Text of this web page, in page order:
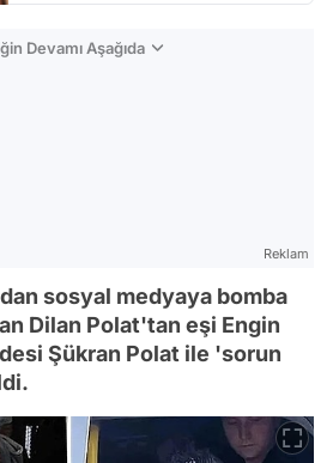
Devamı Aşağıda
Reklam
sosyal medyaya bomba
Dilan Polat'tan eşi Engin
Şükran Polat ile 'sorun